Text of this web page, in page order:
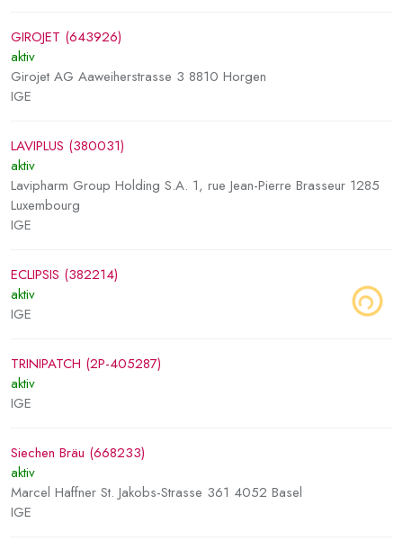
GIROJET (643926)
aktiv
Girojet AG Aaweiherstrasse 3 8810 Horgen
IGE
LAVIPLUS (380031)
aktiv
Lavipharm Group Holding S.A. 1, rue Jean-Pierre Brasseur 1285
Luxembourg
IGE
ECLIPSIS (382214)
aktiv
IGE
TRINIPATCH (2P-405287)
aktiv
IGE
Siechen Bräu (668233)
aktiv
Marcel Haffner St. Jakobs-Strasse 361 4052 Basel
IGE